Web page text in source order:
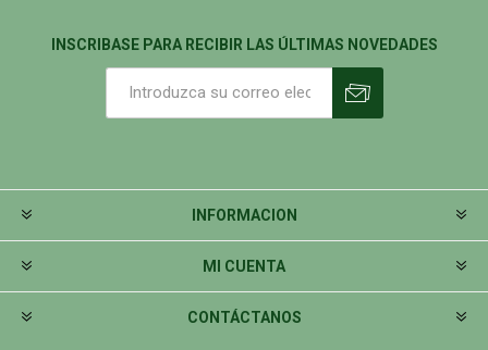
INSCRIBASE PARA RECIBIR LAS ÚLTIMAS NOVEDADES
INFORMACION
MI CUENTA
CONTÁCTANOS